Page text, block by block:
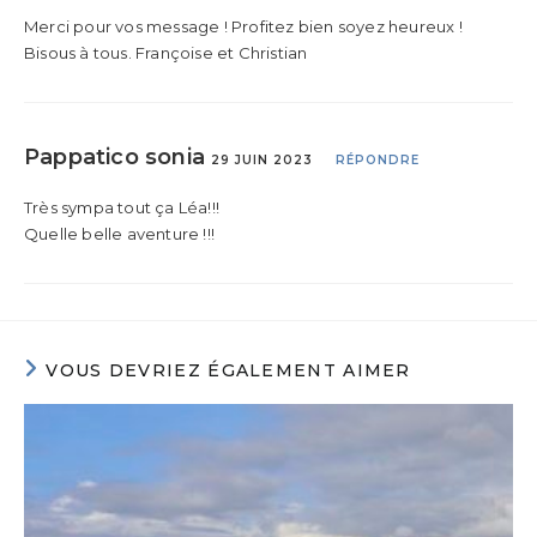
Merci pour vos message ! Profitez bien soyez heureux !
Bisous à tous. Françoise et Christian
Pappatico sonia 29 JUIN 2023 RÉPONDRE
Très sympa tout ça Léa!!!
Quelle belle aventure !!!
VOUS DEVRIEZ ÉGALEMENT AIMER